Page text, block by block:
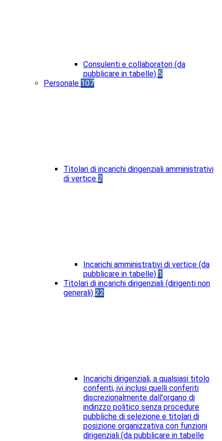
Consulenti e collaboratori (da
pubblicare in tabelle) 5
Personale 107
Titolari di incarichi dirigenziali amministrativi
di vertice 2
Incarichi amministrativi di vertice (da
pubblicare in tabelle) 1
Titolari di incarichi dirigenziali (dirigenti non
generali) 22
Incarichi dirigenziali, a qualsiasi titolo
conferiti, ivi inclusi quelli conferiti
discrezionalmente dall'organo di
indirizzo politico senza procedure
pubbliche di selezione e titolari di
posizione organizzativa con funzioni
dirigenziali (da pubblicare in tabelle